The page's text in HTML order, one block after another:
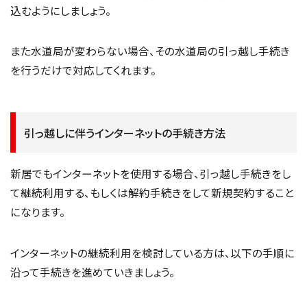
込むようにしましょう。
また水道局が変わらない場合、その水道局の引っ越し手続き
を行うだけで対応してくれます。
引っ越しに伴うインターネットの手続き方法
新居でもインターネットを使用する場合、引っ越し手続きをし
て継続利用する、もしくは解約手続きをして新規契約すること
になります。
インターネットの継続利用を検討している方は、以下の手順に
沿って手続きを進めていきましょう。